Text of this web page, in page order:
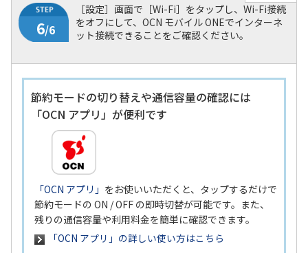
［設定］画面で［Wi-Fi］をタップし、Wi-Fi接続
をオフにして、OCN モバイル ONEでインターネ
ット接続できることをご確認ください。
節約モードの切り替えや通信容量の確認には
「OCN アプリ」が便利です
「OCN アプリ」 をお使いいただくと、タップするだけで
節約モードの ON / OFF の即時切替が可能です。また、
残りの通信容量や利用料金を簡単に確認できます。
「OCN アプリ」の詳しい使い方はこちら